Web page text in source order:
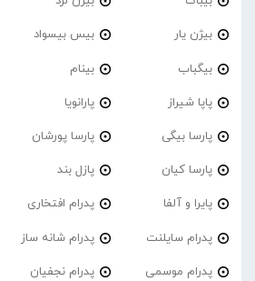
بیژن یار بیس بیسواد
بیگباب بینام
پاپا شیراز پارانویا
پارسا بیگی پارسا پورشان
پارسا کیان پازل بند
پایرا و آلفا پدرام افتخاری
پدرام‌ سایلنت پدرام شانه ساز
پدرام موسمی پدرام نجفیان